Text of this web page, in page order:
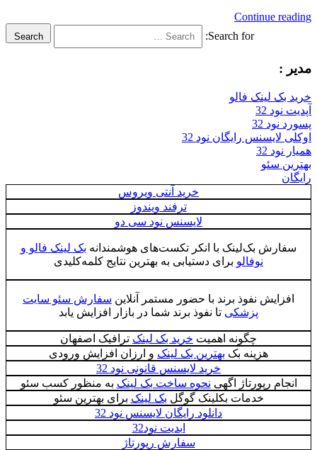
Continue reading
Search for:
Search
مدیر :
خرید بک لینک فالو
آپدیت نود 32
پسورد نود 32
اوکلی لایسنس رایگان نود 32
همیار نود 32
بهترین سئو
رایگان
خرید آنتی ویروس
ترفند ویندوز
لایسنس نود سی دو
سفارش بک‌لینک با انکر تکست‌های هوشمندانه بک لینک فالو و
نوفالو برای دستیابی به بهترین نتایج کلمه‌کلیدی
افزایش نفوذ برند با حضور مستمر آنلاین سفارش سئو سایت
پزشکی تا نفوذ برند شما در بازار افزایش یابد
چگونه اهمیت خرید بک لینک ترافیک اصفهان
هزینه بک بهترین بک لینک و ارزان افزایش ورودی
خرید لایسنس قانونی نود 32
انجام رپورتاژ اگهی نحوه ساخت بک لینک به منظور کسب سئو
خدمات بکلینک گوگل بک لینک برای بهترین سئو
دانلود رایگان لایسنس نود 32
ابدیت نود32
سفارش رپورتاژ